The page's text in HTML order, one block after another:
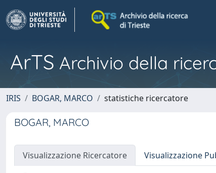
ArTS Archivio della
IRIS BOGAR, MARCO statistiche ricercatore
BOGAR, MARCO
Visualizzazione Ricercatore Visualizzazione